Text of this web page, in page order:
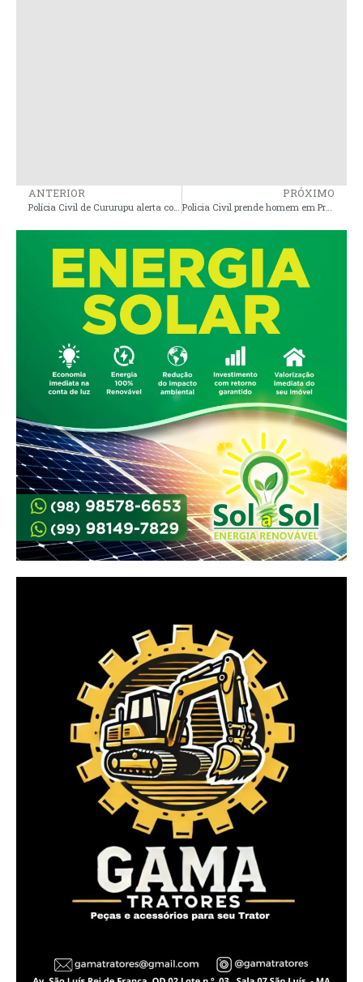
ANTERIOR
Polícia Civil de Cururupu alerta comerciantes sobre golpe de extorsão com falsas “taxas” criminosas
PRÓXIMO
Policia Civil prende homem em Presidente Sarney por tentativa de homicídio